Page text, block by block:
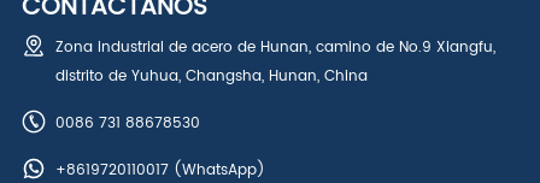
Zona industrial de acero de Hunan, camino de No.9 Xiangfu,
distrito de Yuhua, Changsha, Hunan, China
0086 731 88678530
+8619720110017(WhatsApp)